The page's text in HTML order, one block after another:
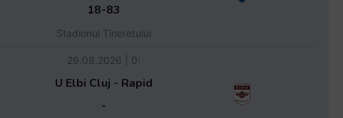
18-83
Stadionul Tineretului
29.08.2026 | 0:
U Elbi Cluj - Rapid
-